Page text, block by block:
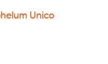
Unico